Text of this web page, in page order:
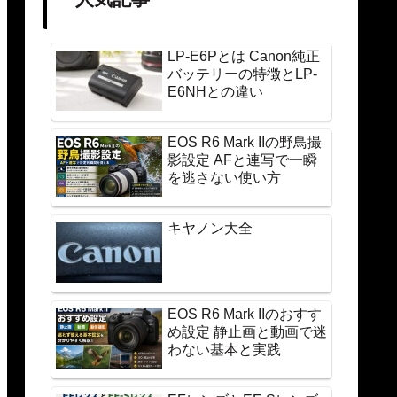
LP-E6Pとは Canon純正
バッテリーの特徴とLP-
E6NHとの違い
EOS R6 Mark IIの野鳥撮
影設定 AFと連写で一瞬
を逃さない使い方
キヤノン大全
EOS R6 Mark IIのおすす
め設定 静止画と動画で迷
わない基本と実践